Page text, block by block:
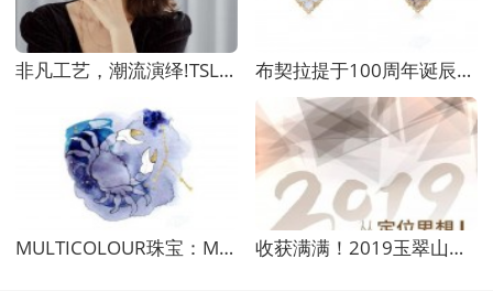
非凡工艺，潮流演绎!TSL | 謝瑞麟携手品牌挚友吴 布契拉提于100周年诞辰之际，全新呈现OPERA COLOR
MULTICOLOUR珠宝：MC花园星座解密 | 静谧百合—— 收获满满！2019玉翠山庄“全员营销”主题培训活动